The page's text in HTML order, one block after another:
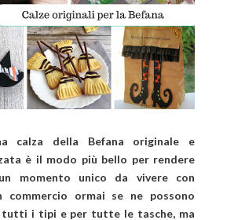
calza della Befana originale e
è il modo più bello per rendere
un momento unico da vivere con
commercio ormai se ne possono
i tipi e per tutte le tasche, ma